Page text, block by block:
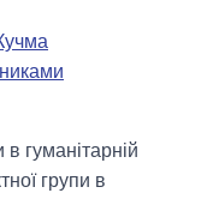
гуманітарній
групи в